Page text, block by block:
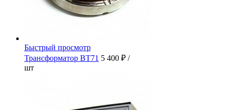
Быстрый просмотр
Трансформатор ВТ71 5 400 ₽ /
шт